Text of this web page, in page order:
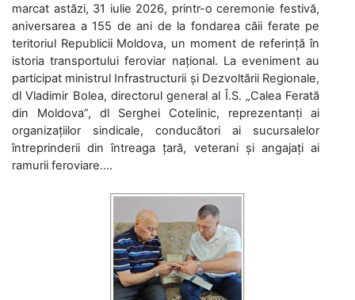
marcat astăzi, 31 iulie 2026, printr-o ceremonie festivă,
aniversarea a 155 de ani de la fondarea căii ferate pe
teritoriul Republicii Moldova, un moment de referință în
istoria transportului feroviar național. La eveniment au
participat ministrul Infrastructurii și Dezvoltării Regionale,
dl Vladimir Bolea, directorul general al Î.S. „Calea Ferată
din Moldova”, dl Serghei Cotelinic, reprezentanți ai
organizațiilor sindicale, conducători ai sucursalelor
întreprinderii din întreaga țară, veterani și angajați ai
ramurii feroviare....